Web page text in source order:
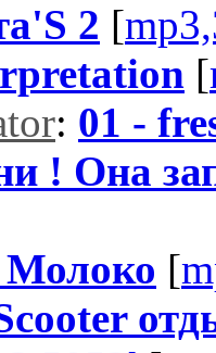
2 [
[
: 01 -
! Она
[